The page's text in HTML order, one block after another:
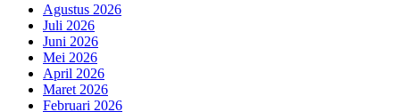
Agustus 2026
Juli 2026
Juni 2026
Mei 2026
April 2026
Maret 2026
Februari 2026